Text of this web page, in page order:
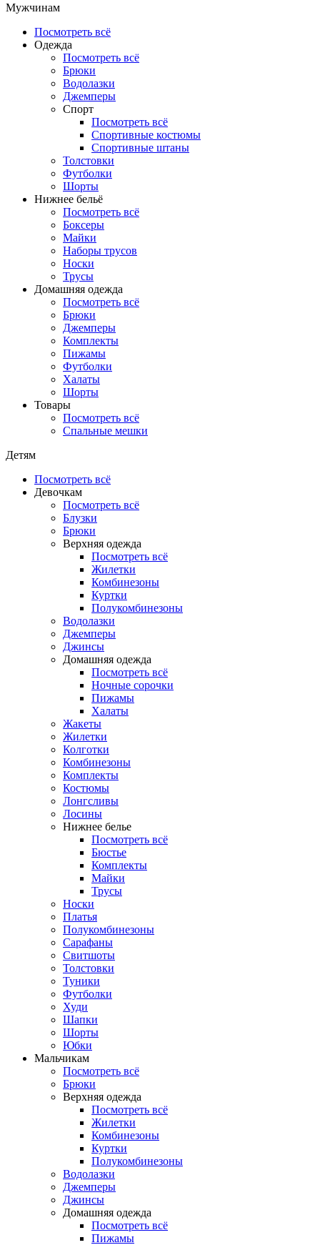
Мужчинам
Посмотреть всё
Одежда
Посмотреть всё
Брюки
Водолазки
Джемперы
Спорт
Посмотреть всё
Спортивные костюмы
Спортивные штаны
Толстовки
Футболки
Шорты
Нижнее бельё
Посмотреть всё
Боксеры
Майки
Наборы трусов
Носки
Трусы
Домашняя одежда
Посмотреть всё
Брюки
Джемперы
Комплекты
Пижамы
Футболки
Халаты
Шорты
Товары
Посмотреть всё
Спальные мешки
Детям
Посмотреть всё
Девочкам
Посмотреть всё
Блузки
Брюки
Верхняя одежда
Посмотреть всё
Жилетки
Комбинезоны
Куртки
Полукомбинезоны
Водолазки
Джемперы
Джинсы
Домашняя одежда
Посмотреть всё
Ночные сорочки
Пижамы
Халаты
Жакеты
Жилетки
Колготки
Комбинезоны
Комплекты
Костюмы
Лонгсливы
Лосины
Нижнее белье
Посмотреть всё
Бюстье
Комплекты
Майки
Трусы
Носки
Платья
Полукомбинезоны
Сарафаны
Свитшоты
Толстовки
Туники
Футболки
Худи
Шапки
Шорты
Юбки
Мальчикам
Посмотреть всё
Брюки
Верхняя одежда
Посмотреть всё
Жилетки
Комбинезоны
Куртки
Полукомбинезоны
Водолазки
Джемперы
Джинсы
Домашняя одежда
Посмотреть всё
Пижамы